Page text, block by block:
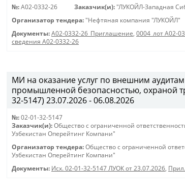
№: A02-0332-26 Заказчик(и): "ЛУКОЙЛ-Западная
Организатор тендера: "Нефтяная компания "ЛУКОЙЛ"
Документы: A02-0332-26_Приглашение, 0004_лот А02-
сведения А02-0332-26
МИ на оказание услуг по внешним
промышленной безопасностью, охраной
32-5147) 23.07.2026 - 06.08.2026
№: 02-01-32-5147
Заказчик(и): Общество с ограниченной
Узбекистан Оперейтинг Компани"
Организатор тендера: Общество с ограниченной
Узбекистан Оперейтинг Компани"
Документы: Исх. 02-01-32-5147 ЛУОК от 23.07.2026,